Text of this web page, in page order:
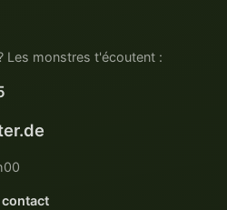
Les monstres t'écoutent :